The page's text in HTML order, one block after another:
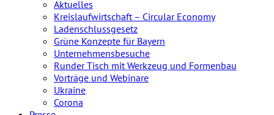
Aktuelles
Kreislaufwirtschaft – Circular Economy
Ladenschlussgesetz
Grüne Konzepte für Bayern
Unternehmensbesuche
Runder Tisch mit Werkzeug und Formenbau
Vorträge und Webinare
Ukraine
Corona